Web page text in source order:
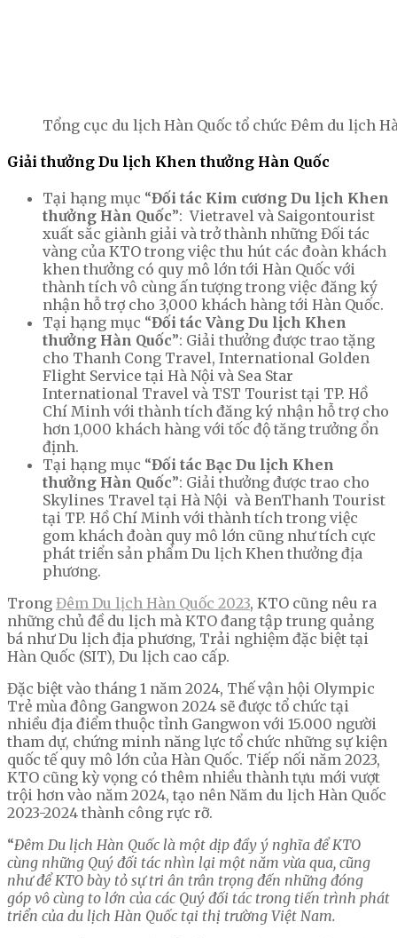
Tổng cục du lịch Hàn Quốc tổ chức Đêm du lịch
Giải thưởng Du lịch Khen thưởng Hàn Quốc
Tại hạng mục “Đối tác Kim cương Du lịch Khen
thưởng Hàn Quốc”: Vietravel và Saigontourist
xuất sắc giành giải và trở thành những Đối tác
vàng của KTO trong việc thu hút các đoàn khách
khen thưởng có quy mô lớn tới Hàn Quốc với
thành tích vô cùng ấn tượng trong việc đăng ký
nhận hỗ trợ cho 3,000 khách hàng tới Hàn Quốc.
Tại hạng mục “Đối tác Vàng Du lịch Khen
thưởng Hàn Quốc”: Giải thưởng được trao tặng
cho Thanh Cong Travel, International Golden
Flight Service tại Hà Nội và Sea Star
International Travel và TST Tourist tại TP. Hồ
Chí Minh với thành tích đăng ký nhận hỗ trợ cho
hơn 1,000 khách hàng với tốc độ tăng trưởng ổn
định.
Tại hạng mục “Đối tác Bạc Du lịch Khen
thưởng Hàn Quốc”: Giải thưởng được trao cho
Skylines Travel tại Hà Nội và BenThanh Tourist
tại TP. Hồ Chí Minh với thành tích trong việc
gom khách đoàn quy mô lớn cũng như tích cực
phát triển sản phẩm Du lịch Khen thưởng địa
phương.
Trong Đêm Du lịch Hàn Quốc 2023, KTO cũng nêu ra
những chủ đề du lịch mà KTO đang tập trung quảng
bá như Du lịch địa phương, Trải nghiệm đặc biệt tại
Hàn Quốc (SIT), Du lịch cao cấp.
Đặc biệt vào tháng 1 năm 2024, Thế vận hội Olympic
Trẻ mùa đông Gangwon 2024 sẽ được tổ chức tại
nhiều địa điểm thuộc tỉnh Gangwon với 15.000 người
tham dự, chứng minh năng lực tổ chức những sự kiện
quốc tế quy mô lớn của Hàn Quốc. Tiếp nối năm 2023,
KTO cũng kỳ vọng có thêm nhiều thành tựu mới vượt
trội hơn vào năm 2024, tạo nên Năm du lịch Hàn Quốc
2023-2024 thành công rực rỡ.
“Đêm Du lịch Hàn Quốc là một dịp đầy ý nghĩa để KTO
cùng những Quý đối tác nhìn lại một năm vừa qua, cũng
như để KTO bày tỏ sự tri ân trân trọng đến những đóng
góp vô cùng to lớn của các Quý đối tác trong tiến trình phát
triển của du lịch Hàn Quốc tại thị trường Việt Nam.